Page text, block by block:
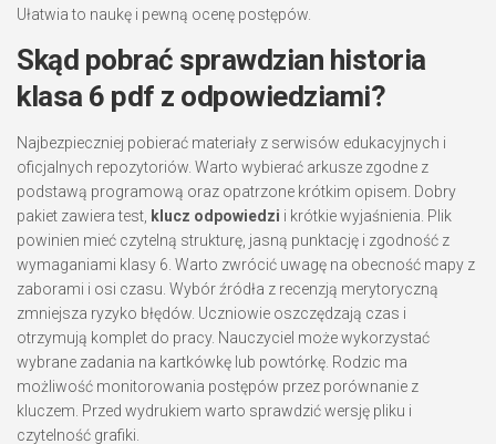
Ułatwia to naukę i pewną ocenę postępów.
Skąd pobrać sprawdzian historia
klasa 6 pdf z odpowiedziami?
Najbezpieczniej pobierać materiały z serwisów edukacyjnych i
oficjalnych repozytoriów. Warto wybierać arkusze zgodne z
podstawą programową oraz opatrzone krótkim opisem. Dobry
pakiet zawiera test, klucz odpowiedzi i krótkie wyjaśnienia. Plik
powinien mieć czytelną strukturę, jasną punktację i zgodność z
wymaganiami klasy 6. Warto zwrócić uwagę na obecność mapy z
zaborami i osi czasu. Wybór źródła z recenzją merytoryczną
zmniejsza ryzyko błędów. Uczniowie oszczędzają czas i
otrzymują komplet do pracy. Nauczyciel może wykorzystać
wybrane zadania na kartkówkę lub powtórkę. Rodzic ma
możliwość monitorowania postępów przez porównanie z
kluczem. Przed wydrukiem warto sprawdzić wersję pliku i
czytelność grafiki.